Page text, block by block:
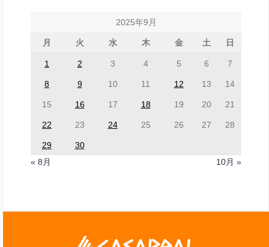
2025年9月
月 火 水 木 金 土 日
1 2 3 4 5 6 7
8 9 10 11 12 13 14
15 16 17 18 19 20 21
22 23 24 25 26 27 28
29
30
« 8月
10月 »